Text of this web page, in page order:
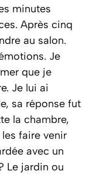
minutes
Après cinq
au salon.
Je
que je
Je lui ai
sa réponse fut
la chambre,
faire venir
avec un
Le jardin ou